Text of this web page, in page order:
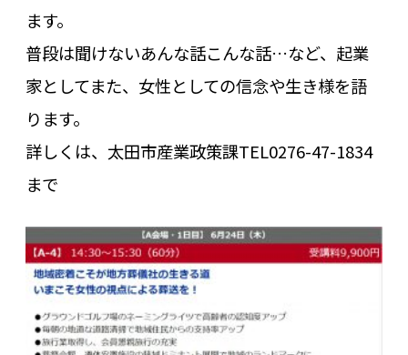
ます。
普段は聞けないあんな話こんな話…など、起業
家としてまた、女性としての信念や生き様を語
ります。
詳しくは、太田市産業政策課TEL0276-47-1834
まで